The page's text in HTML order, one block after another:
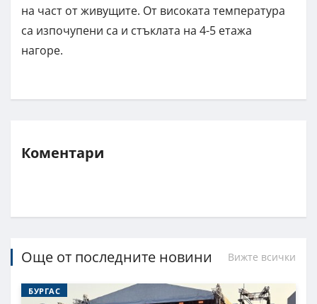
на част от живущите. От високата температура
са изпочупени са и стъклата на 4-5 етажа
нагоре.
Коментари
Още от последните новини Вижте всички
БУРГАС